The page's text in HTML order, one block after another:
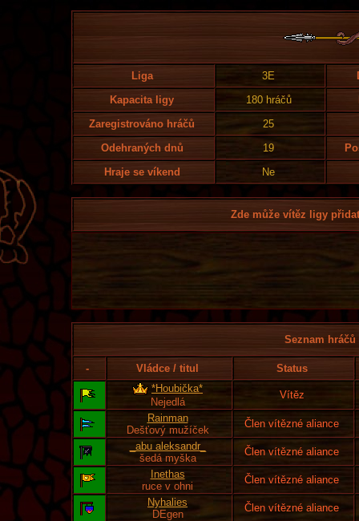
Liga 3E
Kapacita ligy
180 hráčů
Zaregistrováno hráčů
25
Odehraných dnů
19
Hraje se víkend
Ne
Zde může vítěz ligy
Seznam
- Vládce / titul
Status
*Houbička*
Nejedlá
Vítěz
Rainman
Dešťový mužíček
Člen vítězné aliance
_abu aleksandr_
šedá myška
Člen vítězné aliance
Inethas
ruce v ohni
Člen vítězné aliance
Nyhalies
DEgen
Člen vítězné aliance